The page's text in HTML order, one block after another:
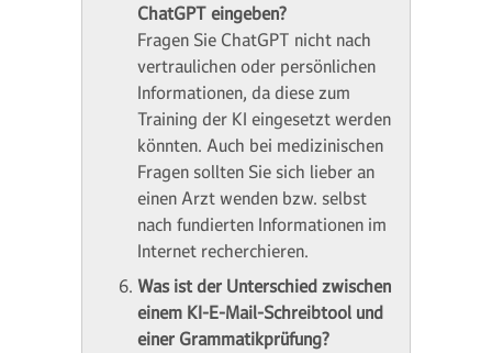
ChatGPT eingeben?
Fragen Sie ChatGPT nicht nach
vertraulichen oder persönlichen
Informationen, da diese zum
Training der KI eingesetzt werden
könnten. Auch bei medizinischen
Fragen sollten Sie sich lieber an
einen Arzt wenden bzw. selbst
nach fundierten Informationen im
Internet recherchieren.
Was ist der Unterschied zwischen
einem KI-E-Mail-Schreibtool und
einer Grammatikprüfung?